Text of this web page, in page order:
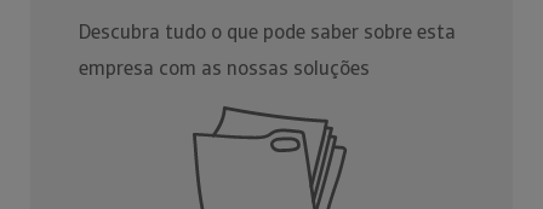
Descubra tudo o que pode saber sobre esta
empresa com as nossas soluções